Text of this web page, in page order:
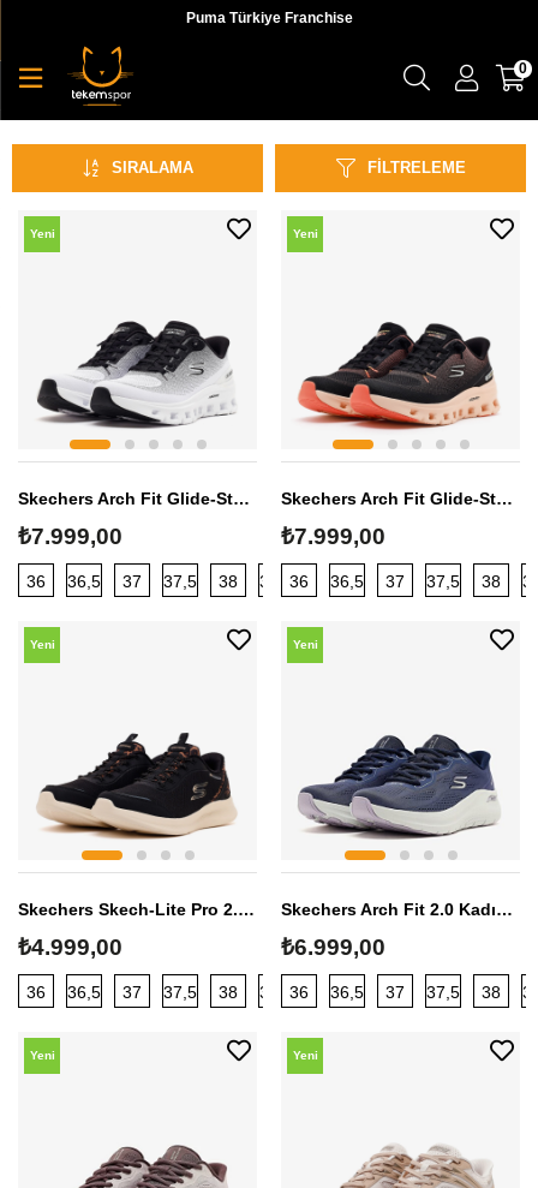
Puma Türkiye Franchise
0
Günlük
FILTRELEME
SIRALAMA
Skechers Arch Fit Glide-Step Pro Kadın Sneaker
₺7.999,00
36 36,5 37 37,5 38 38,5 39 40
Yeni
Skechers Arch Fit Glide-Step Pro Kadın Sneaker
₺7.999,00
36 36,5 37 37,5 38
Yeni
Skechers Skech-Lite Pro 2.0 Kadın Sneaker
₺4.999,00
36 36,5 37 37,5 38 38,5 39 40
Yeni
Skechers Arch Fit 2.0 Kadın Sneaker
₺6.999,00
36 36,5 37 37,5 38
Yeni
Yeni Yeni